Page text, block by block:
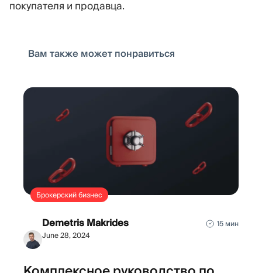
покупателя и продавца.
Вам также может понравиться
Брокерский бизнес
Demetris Makrides
June 28, 2024
15 мин